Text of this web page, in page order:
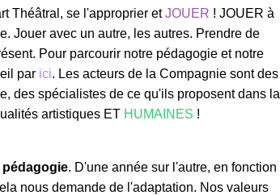
Théâtral, se l'approprier etJOUER ! JOUER à
Jouer avec un autre, les autres. Prendre de
Pour parcourir notre pédagogie et notre
par ici. Les acteurs de la Compagnie sont des
des spécialistes de ce qu'ils proposent dans la
artistiques ET HUMAINES !
pédagogie. D'une année sur l'autre, en fonction
nous demande de l'adaptation. Nos valeurs